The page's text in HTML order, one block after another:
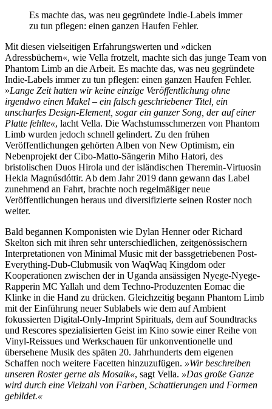
Es machte das, was neu gegründete Indie-Labels immer
zu tun pflegen: einen ganzen Haufen Fehler.
Mit diesen vielseitigen Erfahrungswerten und »dicken
Adressbüchern«, wie Vella frotzelt, machte sich das junge Team von
Phantom Limb an die Arbeit. Es machte das, was neu gegründete
Indie-Labels immer zu tun pflegen: einen ganzen Haufen Fehler.
»Lange Zeit hatten wir keine einzige Veröffentlichung ohne
irgendwo einen Makel – ein falsch geschriebener Titel, ein
unscharfes Design-Element, sogar ein ganzer Song, der auf einer
Platte fehlte«, lacht Vella. Die Wachstumsschmerzen von Phantom
Limb wurden jedoch schnell gelindert. Zu den frühen
Veröffentlichungen gehörten Alben von New Optimism, ein
Nebenprojekt der Cibo-Matto-Sängerin Miho Hatori, des
bristolischen Duos Hirola und der isländischen Theremin-Virtuosin
Hekla Magnúsdóttir. Ab dem Jahr 2019 dann gewann das Label
zunehmend an Fahrt, brachte noch regelmäßiger neue
Veröffentlichungen heraus und diversifizierte seinen Roster noch
weiter.
Bald begannen Komponisten wie Dylan Henner oder Richard
Skelton sich mit ihren sehr unterschiedlichen, zeitgenössischern
Interpretationen von Minimal Music mit der bassgetriebenen Post-
Everything-Dub-Clubmusik von WaqWaq Kingdom oder
Kooperationen zwischen der in Uganda ansässigen Nyege-Nyege-
Rapperin MC Yallah und dem Techno-Produzenten Eomac die
Klinke in die Hand zu drücken. Gleichzeitig begann Phantom Limb
mit der Einführung neuer Sublabels wie dem auf Ambient
fokussierten Digital-Only-Imprint Spirituals, dem auf Soundtracks
und Rescores spezialisierten Geist im Kino sowie einer Reihe von
Vinyl-Reissues und Werkschauen für unkonventionelle und
übersehene Musik des späten 20. Jahrhunderts dem eigenen
Schaffen noch weitere Facetten hinzuzufügen. »Wir beschreiben
unseren Roster gerne als Mosaik«, sagt Vella. »Das große Ganze
wird durch eine Vielzahl von Farben, Schattierungen und Formen
gebildet.«